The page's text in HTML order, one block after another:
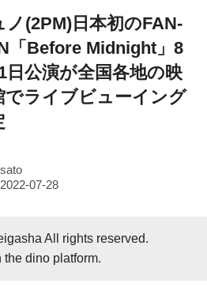
ノ(2PM)日本初のFAN-
「Before Midnight」8
日公演が全国各地の映
でライブビューイング
sato
All rights reserved.
the dino platform.